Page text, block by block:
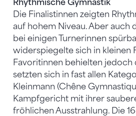
Rhythmische Gymnastik
Die Finalistinnen zeigten
auf hohem Niveau. Aber auch
bei einigen Turnerinnen
widerspiegelte sich in kleinen
Favoritinnen behielten jedoch
setzten sich in fast allen
Kleinmann (Chêne
Kampfgericht mit ihrer
fröhlichen Ausstrahlung. Die